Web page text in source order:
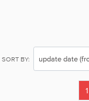
SORT BY:
1